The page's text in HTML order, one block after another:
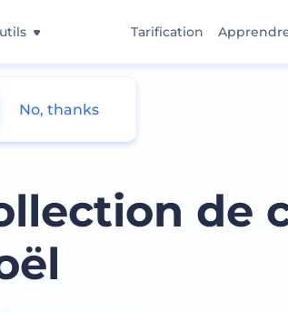
Tarification
de
No, thanks